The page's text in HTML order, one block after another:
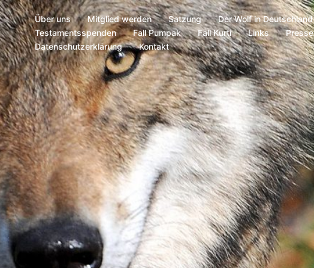
Über uns Mitglied werden Satzung Der Wolf in Deutschland
Testamentsspenden
Fall Pumpak Fall Kurti Links Presse
Datenschutzerklärung
Kontakt